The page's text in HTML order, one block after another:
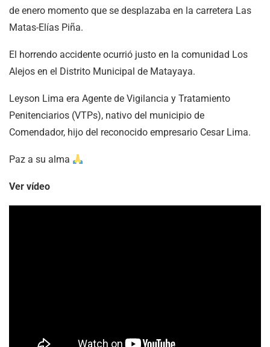
de enero momento que se desplazaba en la carretera Las
Matas-Elías Piña.
El horrendo accidente ocurrió justo en la comunidad Los
Alejos en el Distrito Municipal de Matayaya.
Leyson Lima era Agente de Vigilancia y Tratamiento
Penitenciarios (VTPs), nativo del municipio de
Comendador, hijo del reconocido empresario Cesar Lima.
Paz a su alma
Ver vídeo